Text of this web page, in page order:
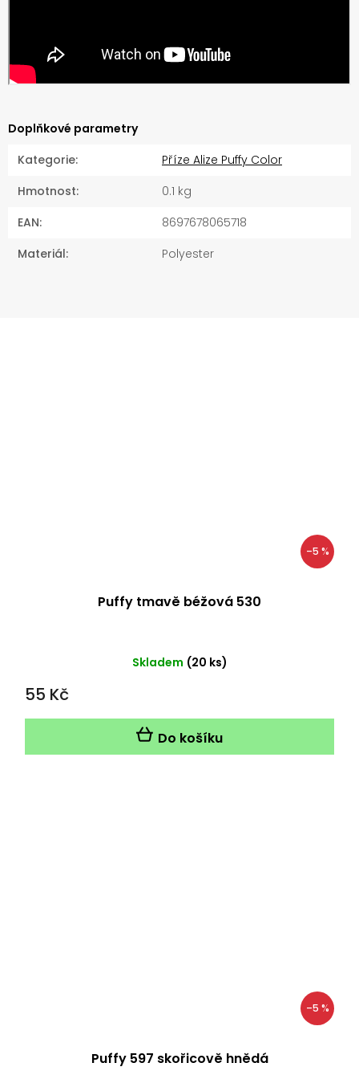
Doplňkové parametry
Kategorie:
Příze Alize Puffy Color
Hmotnost:
0.1 kg
EAN:
8697678065718
Materiál: Polyester
–5 %
Puffy tmavě béžová 530
Skladem (20 ks)
55 Kč
Do košíku
–5 %
Puffy 597 skořicově hnědá